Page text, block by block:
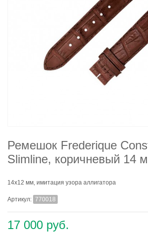
Ремешок Frederique
Slimline, коричневый 14
14x12 мм, имитация узора аллигатора
Артикул: 770018
17 000 руб.